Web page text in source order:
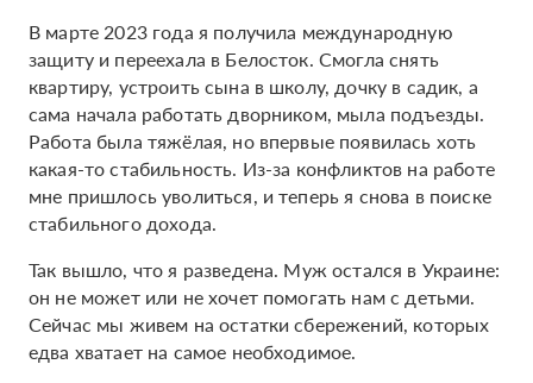
В марте 2023 года я получила международную
защиту и переехала в Белосток. Смогла снять
квартиру, устроить сына в школу, дочку в садик, а
сама начала работать дворником, мыла подъезды.
Работа была тяжёлая, но впервые появилась хоть
какая-то стабильность. Из-за конфликтов на работе
мне пришлось уволиться, и теперь я снова в поиске
стабильного дохода.
Так вышло, что я разведена. Муж остался в Украине:
он не может или не хочет помогать нам с детьми.
Сейчас мы живем на остатки сбережений, которых
едва хватает на самое необходимое.